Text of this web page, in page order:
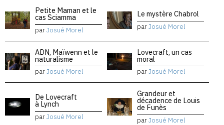
Petite Maman et le
cas Sciamma
parJosué Morel
Le mystère Chabrol
parJosué Morel
ADN, Maïwenn et le
naturalisme
parJosué Morel
Lovecraft, un cas
moral
parJosué Morel
De Lovecraft
à Lynch
parJosué Morel
Grandeur et
décadence de Louis
de Funès
parJosué Morel